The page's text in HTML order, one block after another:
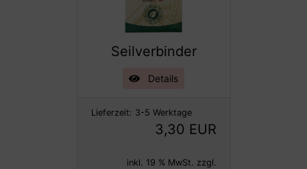
Seilverbinder
Details
Lieferzeit: 3-5 Werktage
3,30 EUR
inkl. 19 % MwSt. zzgl.